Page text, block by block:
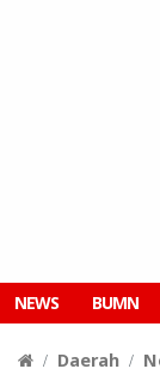
NEWS BUMN
Daerah